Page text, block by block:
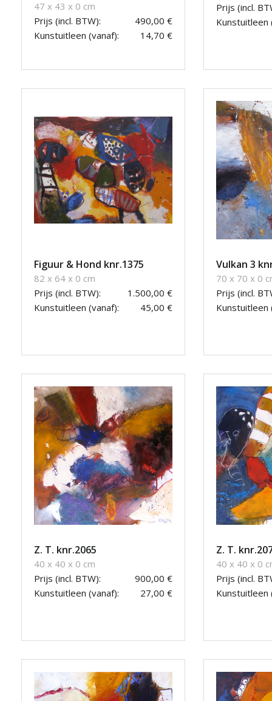
47 x 43 x 0 cm
Prijs (incl. BTW):
490,00 €
Kunstuitleen (vanaf):
14,70 €
Prijs (incl.
Kunstuitleen
Figuur & Hond knr.1375
82 x 64 x 0 cm
Prijs (incl. BTW):
1.500,00 €
Kunstuitleen (vanaf):
45,00 €
Vulkan 3
70 x 70 x 0
Prijs (incl.
Kunstuitleen
Z. T. knr.2065
40 x 40 x 0 cm
Prijs (incl. BTW):
900,00 €
Kunstuitleen (vanaf):
27,00 €
Z. T.
40 x 40 x 0
Prijs (incl.
Kunstuitleen